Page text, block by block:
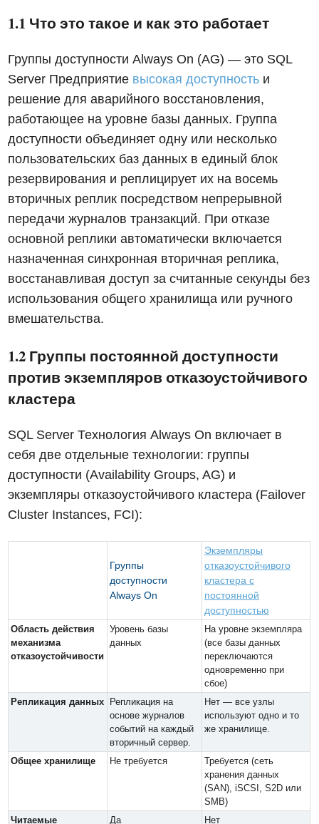
1.1 Что это такое и как это работает
Группы доступности Always On (AG) — это SQL
Server Предприятие высокая доступность и
решение для аварийного восстановления,
работающее на уровне базы данных. Группа
доступности объединяет одну или несколько
пользовательских баз данных в единый блок
резервирования и реплицирует их на восемь
вторичных реплик посредством непрерывной
передачи журналов транзакций. При отказе
основной реплики автоматически включается
назначенная синхронная вторичная реплика,
восстанавливая доступ за считанные секунды без
использования общего хранилища или ручного
вмешательства.
1.2 Группы постоянной доступности
против экземпляров отказоустойчивого
кластера
SQL Server Технология Always On включает в
себя две отдельные технологии: группы
доступности (Availability Groups, AG) и
экземпляры отказоустойчивого кластера (Failover
Cluster Instances, FCI):
Группы
доступности
Always On
Экземпляры
отказоустойчивого
кластера с
постоянной
доступностью
Область действия
механизма
отказоустойчивости
Уровень базы
данных
На уровне экземпляра
(все базы данных
переключаются
одновременно при
сбое)
Репликация данных
Репликация на
основе журналов
событий на каждый
вторичный сервер.
Нет — все узлы
используют одно и то
же хранилище.
Общее хранилище Не требуется
Требуется (сеть
хранения данных
(SAN), iSCSI, S2D или
SMB)
Читаемые
Да Нет